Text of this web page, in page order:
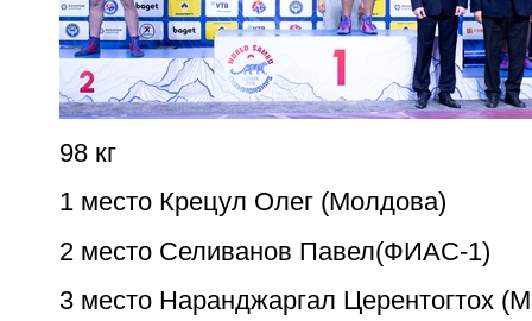
98 кг
1 место Крецул Олег (Молдова)
2 место Селиванов Павел(ФИАС-1)
3 место Наранджаргал Церентогтох